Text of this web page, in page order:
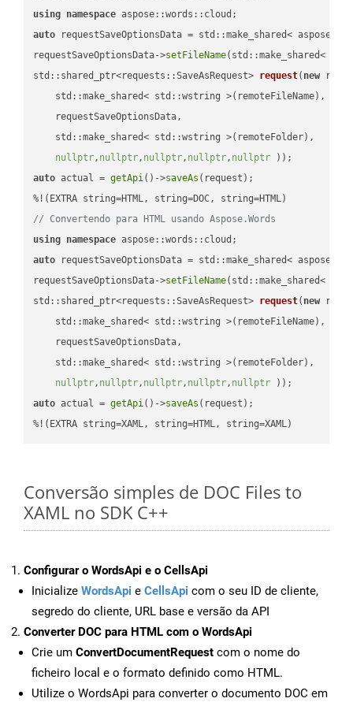
using namespace
auto requestSaveOptionsData = std::make_shared<
requestSaveOptionsData->setFileName(std::make_shared<
std::shared_ptr<requests::SaveAsRequest> request( new
    std::make_shared< std::wstring >(remoteFileName),
    requestSaveOptionsData,
    std::make_shared< std::wstring >(remoteFolder),
nullptr, nullptr, nullptr, nullptr, nullptr ))
auto actual = getApi()->saveAs (request);
// Convertendo para HTML usando Aspose.Words
using namespace
auto requestSaveOptionsData = std::make_shared<
requestSaveOptionsData->setFileName(std::make_shared<
std::shared_ptr<requests::SaveAsRequest> request( new
    std::make_shared< std::wstring >(remoteFileName),
    requestSaveOptionsData,
    std::make_shared< std::wstring >(remoteFolder),
nullptr, nullptr, nullptr, nullptr, nullptr ))
auto actual = getApi()->saveAs (request);
%!(EXTRA string=XAML, string=HTML, string=XAML)
Conversão simples de DOC Files to
XAML no SDK C++
Configurar o WordsApi e o CellsApi
Inicialize WordsApi e CellsApi com o seu ID de cliente,
segredo do cliente, URL base e versão da API
Converter DOC para HTML com o WordsApi
Crie um ConvertDocumentRequest com o nome do
ficheiro local e o formato definido como HTML.
Utilize o WordsApi para converter o documento DOC em